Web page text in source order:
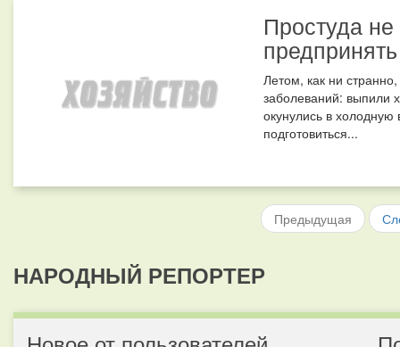
Простуда
Летом, как ни
заболеваний: выпили
окунулись в
подготовиться...
Предыдущая
НАРОДНЫЙ РЕПОРТЕР